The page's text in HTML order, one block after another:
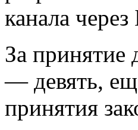
канала
За принятие
— девять,
принятия